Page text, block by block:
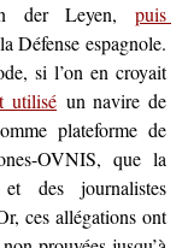
der Leyen, puis
Défense espagnole.
si l’on en croyait
utilisé un navire de
plateforme de
OVNIS, que la
des journalistes
ces allégations ont